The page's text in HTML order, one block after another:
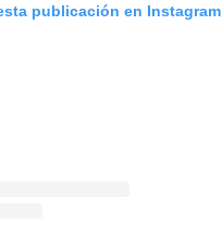
publicación en Instagram